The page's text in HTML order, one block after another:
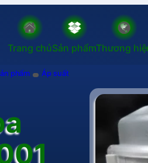
Trang chủSản phẩmThương
phẩm Áp suất